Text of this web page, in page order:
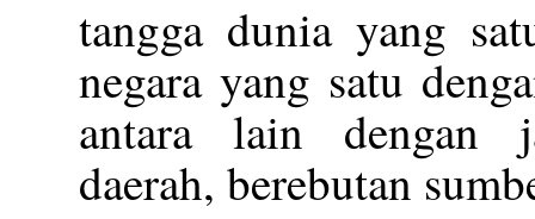
tangga dunia yang
negara yang satu
antara lain dengan
daerah, berebutan